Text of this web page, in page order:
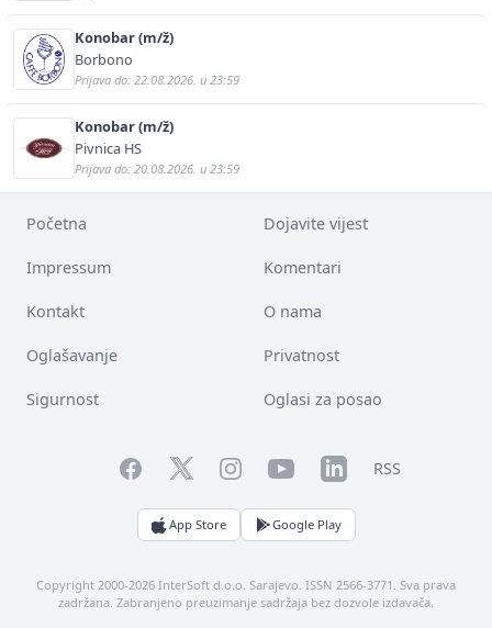
Konobar (m/ž)
Borbono
Prijava do: 22.08.2026. u 23:59
Konobar (m/ž)
Pivnica HS
Prijava do: 20.08.2026. u 23:59
Početna Dojavite vijest
Impressum Komentari
Kontakt O nama
Oglašavanje Privatnost
Sigurnost Oglasi za posao
FacebookTwitterInstagramYouTubeLinkedInRSS
App Store Google Play
Copyright 2000-2026 InterSoft d.o.o. Sarajevo. ISSN 2566-3771. Sva prava
zadržana. Zabranjeno preuzimanje sadržaja bez dozvole izdavača.